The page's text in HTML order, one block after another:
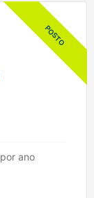
ano